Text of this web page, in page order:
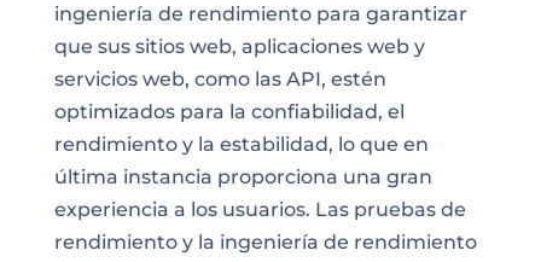
ingeniería de rendimiento para garantizar
que sus sitios web, aplicaciones web y
servicios web, como las API, estén
optimizados para la confiabilidad, el
rendimientoy la estabilidad, lo que en
última instancia proporciona una gran
experiencia a los usuarios. Las pruebas de
rendimiento y la ingeniería de rendimiento